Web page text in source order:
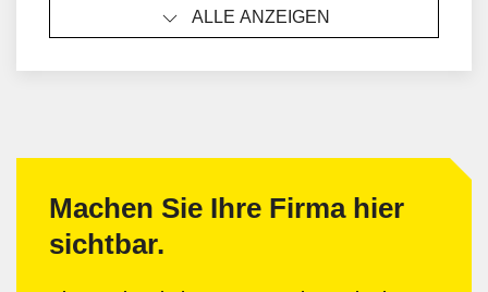
ALLE ANZEIGEN
Machen Sie Ihre Firma hier
sichtbar.